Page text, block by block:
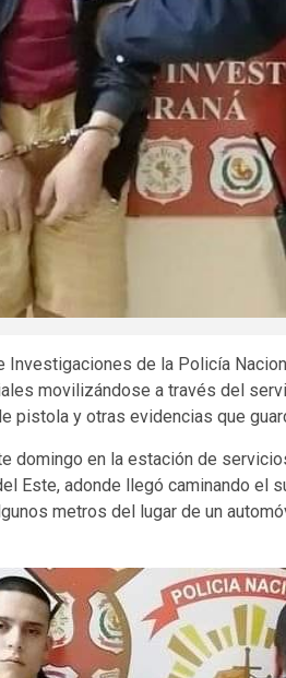
de la Policía
movilizándose a través del
pistola y otras evidencias que
domingo en la estación de
Este, adonde llegó caminando el
metros del lugar de un